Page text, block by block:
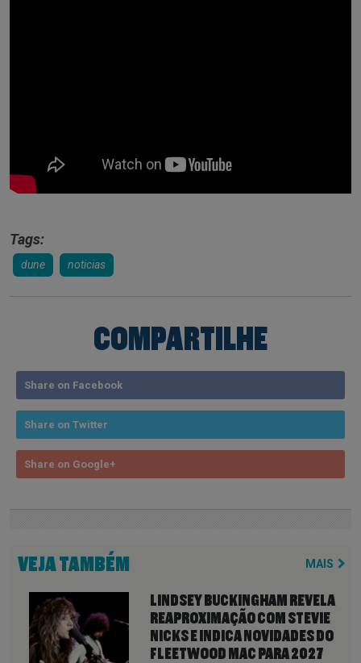
Tags:
dune noticias
COMPARTILHE
Share on Facebook
Share on Twitter
Share on Google+
VEJA TAMBÉM MAIS
LINDSEY BUCKINGHAM REVELA
REAPROXIMAÇÃO COM STEVIE
NICKS E INDICA NOVIDADES DO
FLEETWOOD MAC PARA 2027